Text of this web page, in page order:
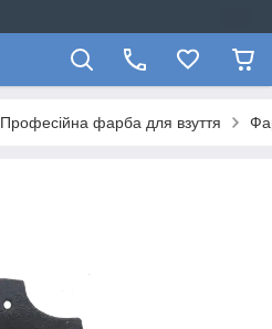
Професійна фарба для взуття